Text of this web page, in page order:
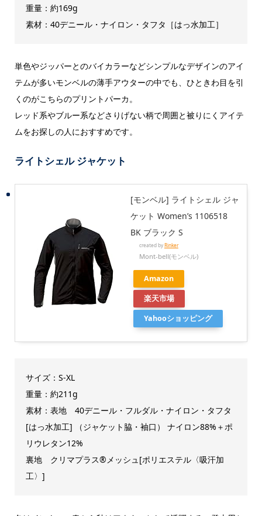
重量：約169g
素材：40デニール・ナイロン・タフタ［はっ水加工］
単色やジッパーとのバイカラーなどシンプルなデザインのアイ
テムが多いモンベルの薄手アウターの中でも、ひときわ目を引
くのがこちらのプリントパーカ。
レッド系やブルー系などさりげない柄で周囲と被りにくアイテ
ムをお探しの人におすすめです。
ライトシェル ジャケット
[モンベル] ライトシェル ジャ
ケット Women’s 1106518
BK ブラック S
created by Rinker
Mont-bell(モンベル)
Amazon
楽天市場
Yahooショッピング
サイズ：S-XL
重量：約211g
素材：表地 40デニール・フルダル・ナイロン・タフタ
[はっ水加工] （ジャケット脇・袖口） ナイロン88%＋ポ
リウレタン12%
裏地 クリマプラス®メッシュ[ポリエステル〈吸汗加
工〉]